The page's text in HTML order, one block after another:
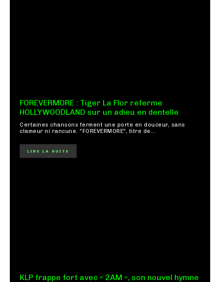
FOREVERMORE : Tiger La Flor referme
HOLLYWOODLAND sur un adieu en dentelle
Certaines chansons ferment une porte en douceur, sans
clameur ni rancune. "FOREVERMORE", titre de...
LIRE LA SUITE
KLP frappe fort avec « 2AM », son nouvel hymne